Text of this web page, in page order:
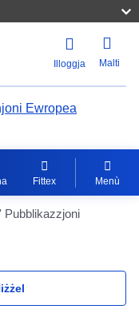
Illoggja Malti
Ewropea
Fittex Menù
Pubblikazzjoni